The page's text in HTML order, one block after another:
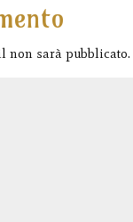
non sarà pubblicato.